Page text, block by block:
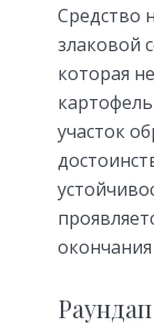
Средство
злаковой
которая
участок